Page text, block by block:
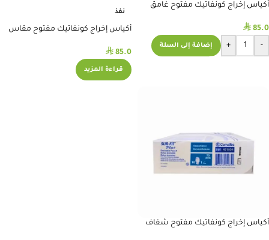
أكياس إخراج كونفاتيك مفتوح غامق
⃁ 85.0
-
+ إضافة إلى السلة
نفذ
أكياس إخراج كونفاتيك مفتوح مقاس
⃁ 85.0
قراءة المزيد
أكياس إخراج كونفاتيك مفتوح شفاف